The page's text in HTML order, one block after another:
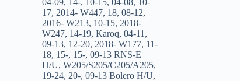
04-09, 14-, 10-15, 04-08, 10-
17, 2014- W447, 18, 08-12,
2016- W213, 10-15, 2018-
W247, 14-19, Karoq, 04-11 ,
09-13, 12-20, 2018- W177, 11-
18, 15-, 15-, 09-13 RNS-E
H/U, W205/S205/C205/A205,
19-24, 20-, 09-13 Bolero H/U,